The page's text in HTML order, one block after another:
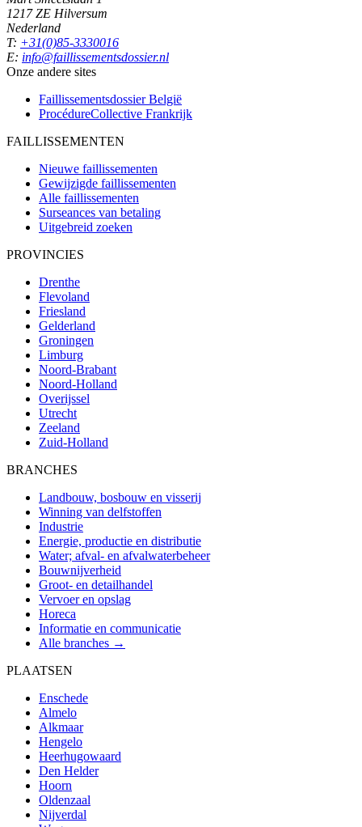
1217 ZE Hilversum
Nederland
T: +31(0)85-3330016
E: info@faillissementsdossier.nl
Onze andere sites
Faillissementsdossier België
ProcédureCollective Frankrijk
FAILLISSEMENTEN
Nieuwe faillissementen
Gewijzigde faillissementen
Alle faillissementen
Surseances van betaling
Uitgebreid zoeken
PROVINCIES
Drenthe
Flevoland
Friesland
Gelderland
Groningen
Limburg
Noord-Brabant
Noord-Holland
Overijssel
Utrecht
Zeeland
Zuid-Holland
BRANCHES
Landbouw, bosbouw en visserij
Winning van delfstoffen
Industrie
Energie, productie en distributie
Water; afval- en afvalwaterbeheer
Bouwnijverheid
Groot- en detailhandel
Vervoer en opslag
Horeca
Informatie en communicatie
Alle branches →
PLAATSEN
Enschede
Almelo
Alkmaar
Hengelo
Heerhugowaard
Den Helder
Hoorn
Oldenzaal
Nijverdal